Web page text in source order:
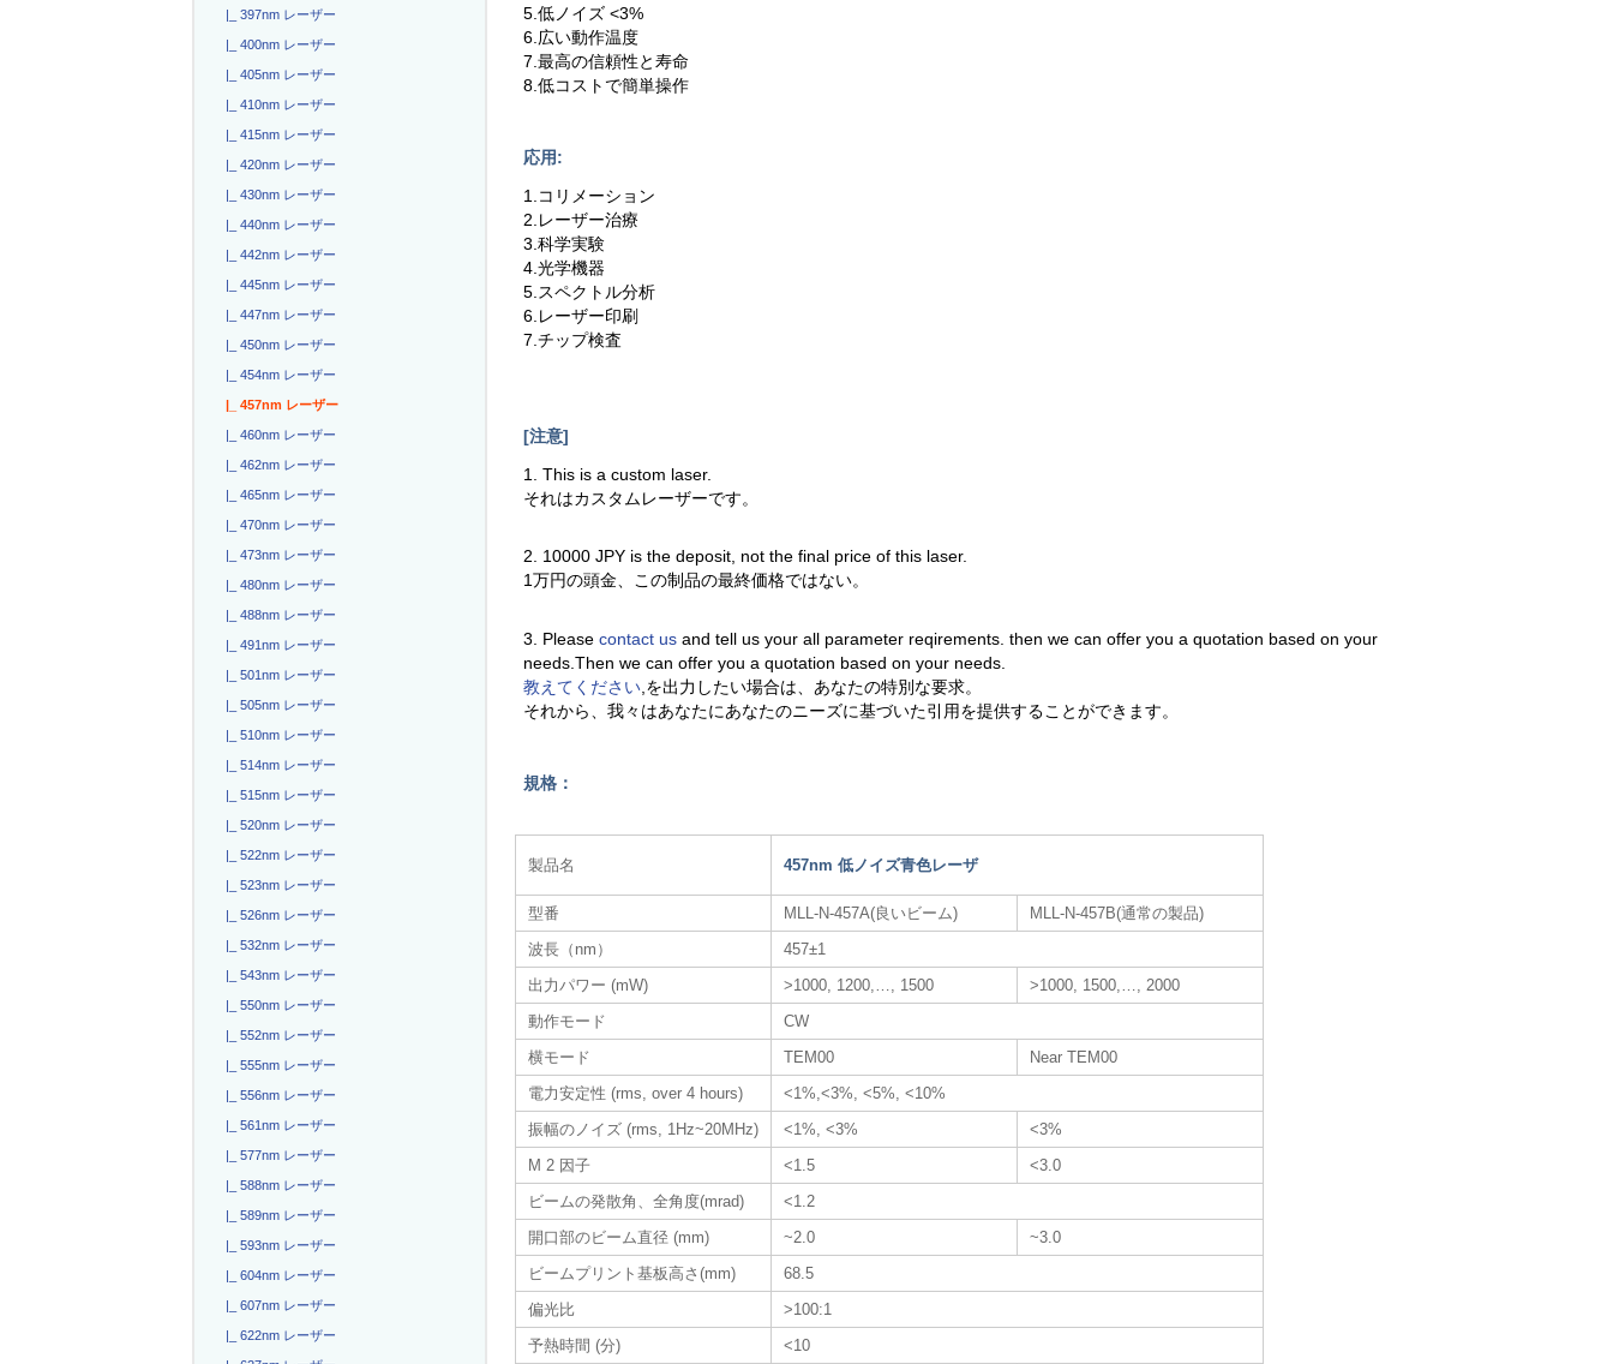
|_ 397nm レーザー
|_ 400nm レーザー
|_ 405nm レーザー
|_ 410nm レーザー
|_ 415nm レーザー
|_ 420nm レーザー
|_ 430nm レーザー
|_ 440nm レーザー
|_ 442nm レーザー
|_ 445nm レーザー
|_ 447nm レーザー
|_ 450nm レーザー
|_ 454nm レーザー
|_ 457nm レーザー
|_ 460nm レーザー
|_ 462nm レーザー
|_ 465nm レーザー
|_ 470nm レーザー
|_ 473nm レーザー
|_ 480nm レーザー
|_ 488nm レーザー
|_ 491nm レーザー
|_ 501nm レーザー
|_ 505nm レーザー
|_ 510nm レーザー
|_ 514nm レーザー
|_ 515nm レーザー
|_ 520nm レーザー
|_ 522nm レーザー
|_ 523nm レーザー
|_ 526nm レーザー
|_ 532nm レーザー
|_ 543nm レーザー
|_ 550nm レーザー
|_ 552nm レーザー
|_ 555nm レーザー
|_ 556nm レーザー
|_ 561nm レーザー
|_ 577nm レーザー
|_ 588nm レーザー
|_ 589nm レーザー
|_ 593nm レーザー
|_ 604nm レーザー
|_ 607nm レーザー
|_ 622nm レーザー
5.低ノイズ <3%
6.広い動作温度
7.最高の信頼性と寿命
8.低コストで簡単操作
応用:
1.コリメーション
2.レーザー治療
3.科学実験
4.光学機器
5.スペクトル分析
6.レーザー印刷
7.チップ検査
[注意]
1. This is a custom laser.
それはカスタムレーザーです。
2. 10000 JPY is the deposit, not the final price of this laser.
1万円の頭金、この制品の最終価格ではない。
3. Pleasecontact usand tell us your all parameter reqirements. then we can offer you a quotation based on your
needs.Then we can offer you a quotation based on your needs.
教えてください ,を出力したい場合は、あなたの特別な要求。
それから、我々はあなたにあなたのニーズに基づいた引用を提供することができます。
規格：
製品名 457nm 低ノイズ青色レーザ​
型番 MLL-N-457A(良いビーム)
MLL-N-457B(通常の製品)
波長（nm）
457±1
出力パワー (mW)
>1000, 1200,…, 1500
>1000, 1500,…, 2000
動作モード
CW
横モード
TEM00
Near TEM00
電力安定性 (rms, over 4 hours)
<1%,<3%, <5%, <10%
振幅のノイズ (rms, 1Hz~20MHz)
<1%, <3%
<3%
M 2 因子
<1.5
<3.0
ビームの発散角、全角度(mrad)
<1.2
開口部のビーム直径 (mm)
~2.0
~3.0
ビームプリント基板高さ(mm)
68.5
偏光比
>100:1
予熱時間 (分)
<10